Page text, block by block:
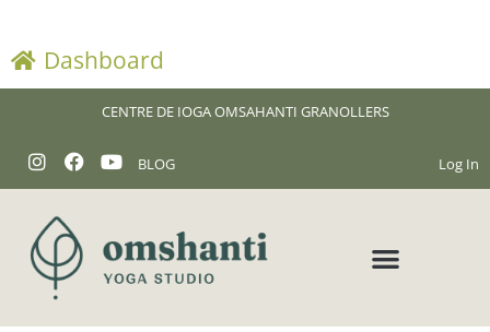
Dashboard
CENTRE DE IOGA OMSAHANTI GRANOLLERS
BLOG Log In